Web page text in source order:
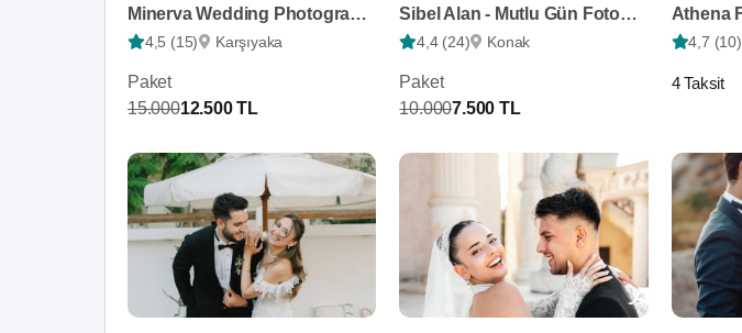
Minerva Wedding Photography
4,5 (15) Karşıyaka
Paket
15.00012.500 TL
Sibel Alan - Mutlu Gün Fotoğrafçısı
4,4 (24) Konak
Paket
10.0007.500 TL
Athena
4,7 (10)
4 Taksit